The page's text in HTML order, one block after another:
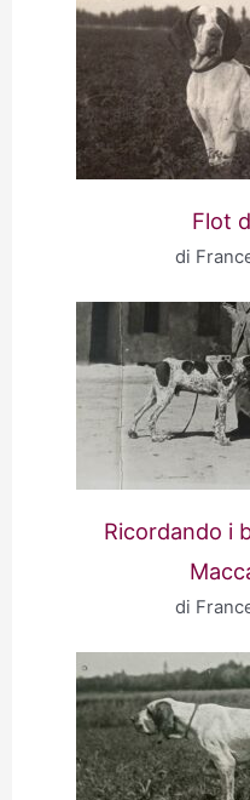
Flot
di
Ricordando i
di